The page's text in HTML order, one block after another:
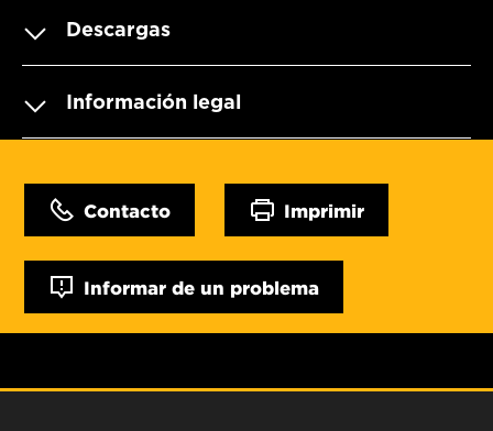
Descargas
Información legal
Contacto Imprimir
Informar de un problema